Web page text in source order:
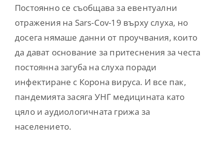
Постоянно се съобщава за евентуални
отражения на Sars-Cov-19 върху слуха, но
досега нямаше данни от проучвания, които
да дават основание за притеснения за честа
постоянна загуба на слуха поради
инфектиране с Корона вируса. И все пак,
пандемията засяга УНГ медицината като
цяло и аудиологичната грижа за
населението.